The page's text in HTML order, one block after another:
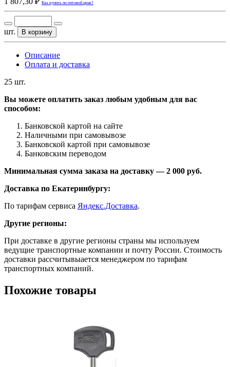
Как купить по оптовой цене?
шт. В корзину
Описание
Оплата и доставка
25 шт.
Вы можете оплатить заказ любым удобным для вас
способом:
Банковской картой на сайте
Наличными при самовывозе
Банковской картой при самовывозе
Банковским переводом
Минимальная сумма заказа на доставку — 2 000 руб.
Доставка по Екатеринбургу:
По тарифам сервиса Яндекс.Доставка.
Другие регионы:
При доставке в другие регионы страны мы используем
ведущие транспортные компании и почту России. Стоимость
доставки рассчитывыается менеджером по тарифам
транспортных компаний.
Похожие товары